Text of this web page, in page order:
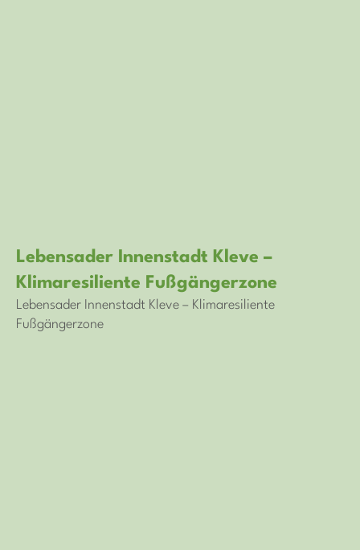
Lebensader Innenstadt Kleve –
Klimaresiliente Fußgängerzone
Lebensader Innenstadt Kleve – Klimaresiliente
Fußgängerzone